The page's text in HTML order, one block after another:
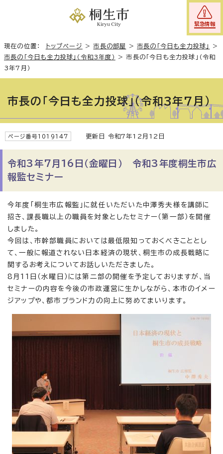
緊急情報
現在の位置： トップページ >市長の部屋 >市長の「今日も全力投球」
>
市長の「今日も全力投球」（令和3年度）
>市長の「今日も全力投球」（令和
3年7月）
市長の「今日も全力投球」（令和3年7月）
ページ番号1019147 更新日 令和7年12月12日
令和3年7月16日（金曜日） 令和3年度桐生市広
報監セミナー
今年度「桐生市広報監」に就任いただいた中澤秀夫様を講師に
招き、課長職以上の職員を対象としたセミナー（第一部）を開催
しました。
今回は、市幹部職員においては最低限知っておくべきこととし
て、一般に報道されない日本経済の現状、桐生市の成長戦略に
関するお考えについてお話しいただきました。
8月11日（水曜日）には第二部の開催を予定しておりますが、当
セミナーの内容を今後の市政運営に生かしながら、本市のイメー
ジアップや、都市ブランド力の向上に努めてまいります。